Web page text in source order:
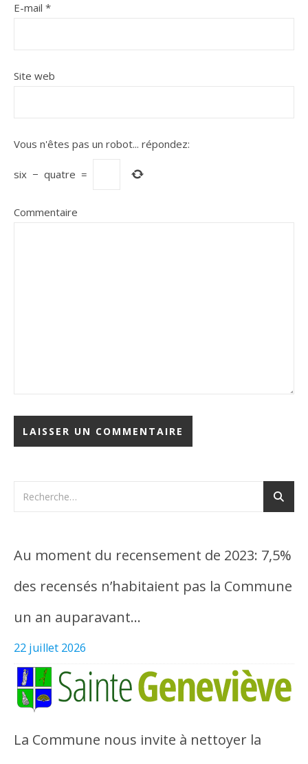
E-mail *
Site web
Vous n'êtes pas un robot... répondez:
six − quatre =
Commentaire
Au moment du recensement de 2023: 7,5%
des recensés n’habitaient pas la Commune
un an auparavant…
22 juillet 2026
La Commune nous invite à nettoyer la